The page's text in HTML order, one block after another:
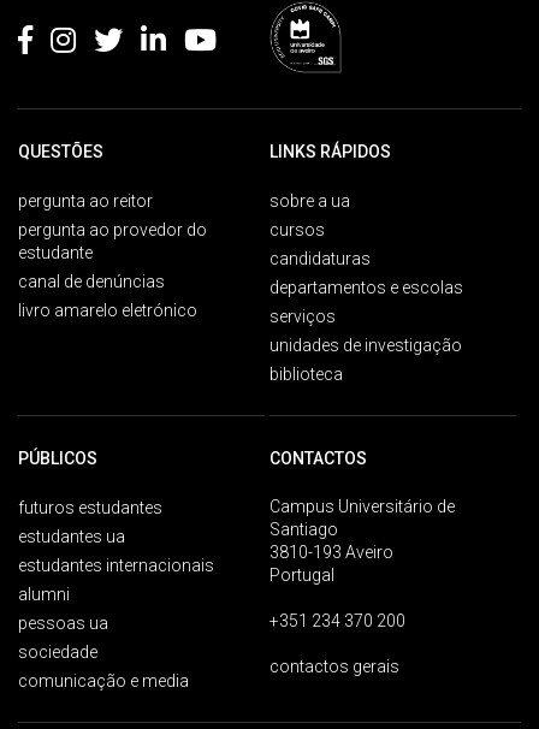
QUESTÕES
pergunta ao reitor
pergunta ao provedor do
estudante
canal de denúncias
livro amarelo eletrónico
LINKS RÁPIDOS
sobre a ua
cursos
candidaturas
departamentos e escolas
serviços
unidades de investigação
biblioteca
PÚBLICOS
futuros estudantes
estudantes ua
estudantes internacionais
alumni
pessoas ua
sociedade
comunicação e media
CONTACTOS
Campus Universitário de
Santiago
3810-193 Aveiro
Portugal
+351 234 370 200
contactos gerais